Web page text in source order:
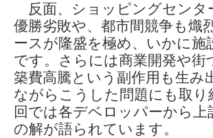
反面、ショッピングセンタ
優勝劣敗や、都市間競争も熾
ースが隆盛を極め、いかに
です。さらには商業開発や
築費高騰という副作用も生
ながらこうした問題にも取り
回では各デベロッパーから
の解が語られています。